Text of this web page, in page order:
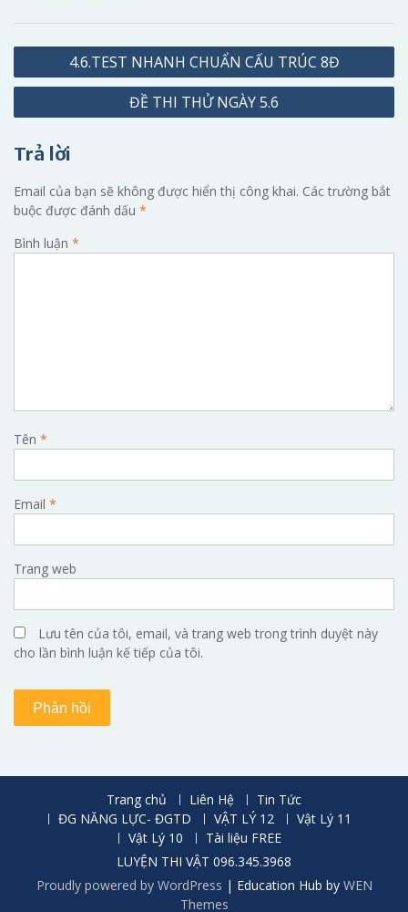
Điều
hướng
4.6.TEST NHANH CHUẨN CẤU TRÚC 8Đ
ĐỀ THI THỬ NGÀY 5.6
Trả lời
Email của bạn sẽ không được hiển thị công khai. Các trường bắt
buộc được đánh dấu *
Bình luận *
Tên *
Email *
Trang web
Lưu tên của tôi, email, và trang web trong trình duyệt này
cho lần bình luận kế tiếp của tôi.
Trang chủ Liên Hệ
Tin Tức
ĐG NĂNG LỰC- ĐGTD
VẬT LÝ 12
Vật Lý 11
Vật Lý 10
Tài liệu FREE
LUYỆN THI VẬT 096.345.3968
Proudly powered by WordPress | Education Hub by WEN
Themes